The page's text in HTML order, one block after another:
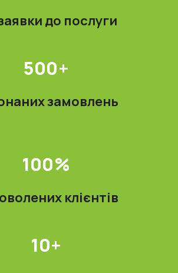
до послуги
500+
замовлень
100%
клієнтів
10+